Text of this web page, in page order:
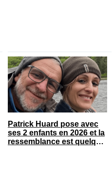
Patrick Huard pose avec
ses 2 enfants en 2026 et la
ressemblance est quelque